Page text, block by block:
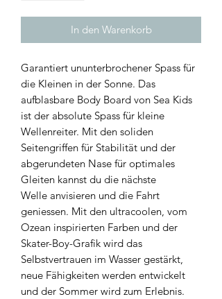
In den Warenkorb
Garantiert ununterbrochener Spass für
die Kleinen in der Sonne. Das
aufblasbare Body Board von Sea Kids
ist der absolute Spass für kleine
Wellenreiter. Mit den soliden
Seitengriffen für Stabilität und der
abgerundeten Nase für optimales
Gleiten kannst du die nächste
Welle anvisieren und die Fahrt
geniessen. Mit den ultracoolen, vom
Ozean inspirierten Farben und der
Skater-Boy-Grafik wird das
Selbstvertrauen im Wasser gestärkt,
neue Fähigkeiten werden entwickelt
und der Sommer wird zum Erlebnis.